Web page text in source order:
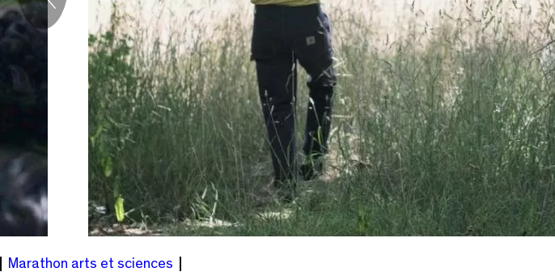
Marathon arts et sciences